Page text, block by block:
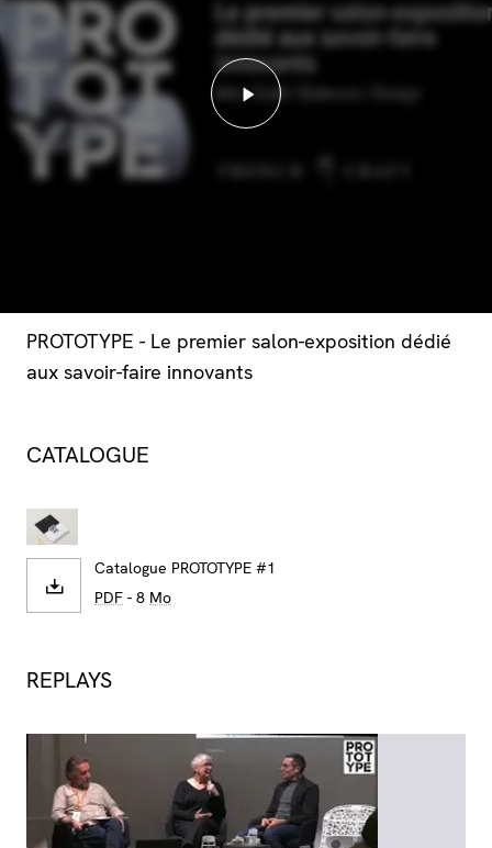
Lancer la vidéo -
PROTOTYPE - Le premier salon-exposition dédié
aux savoir-faire innovants
CATALOGUE
Catalogue PROTOTYPE #1
PDF - 8 Mo
REPLAYS